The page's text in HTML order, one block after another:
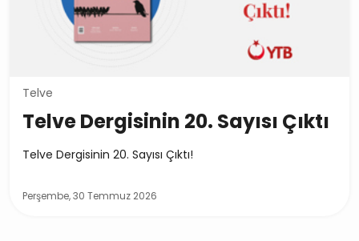
Telve
Telve Dergisinin 20. Sayısı Çıktı
Telve Dergisinin 20. Sayısı Çıktı!
Perşembe, 30 Temmuz 2026